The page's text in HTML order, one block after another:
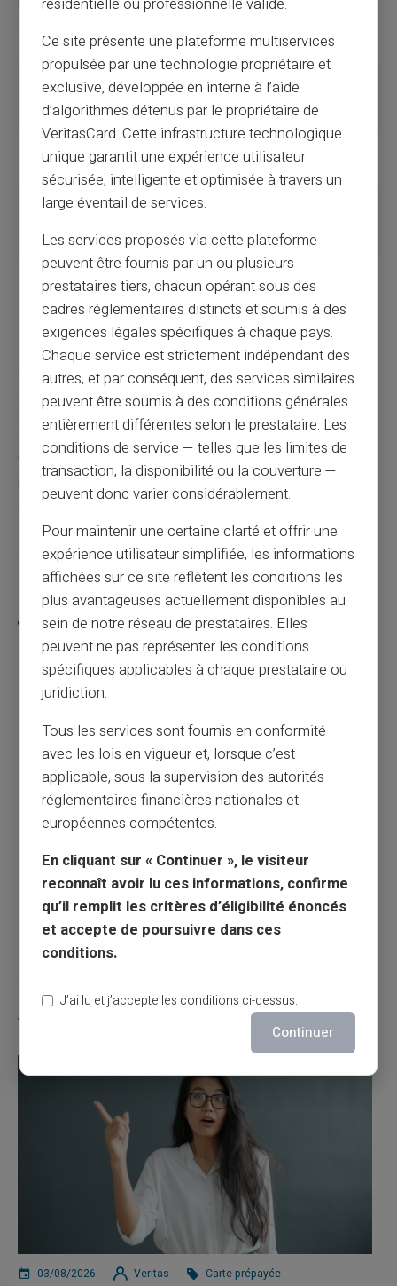
avez de nouvelles informations à transmettre.
Type de
prestation
Critères
principaux
Date de
versement
(indicative)
Allocations
familiales
Nombre d'enfants
à charge
Début du mois
Allocation
Situation
financière
Ressources
inférieures au
plafond
suivant
L'obtention et le suivi desprestations socialesde la
CAF demandent une certaine rigueur et une bonne
organisation. En comprenant bien les différentes étapes
et en utilisant au mieux les outils mis à disposition,
chacun peut s'assurer de recevoir ses allocations en
toute tranquillité. N'oubliez pas de mettre à jour
régulièrement vos informations et de vérifier les détails
de vos virements pour éviter toute mauvaise surprise.
Partager cet article
Comment communiquer son iban à FDJ :
Article précédent
des allocations familiales ?
Article suivant
Articles similaires
03/08/2026 Veritas Carte prépayée
Ce site présente une plateforme multiservices
propulsée par une technologie propriétaire et
exclusive, développée en interne à l’aide
d’algorithmes détenus par le propriétaire de
VeritasCard. Cette infrastructure technologique
unique garantit une expérience utilisateur
sécurisée, intelligente et optimisée à travers un
large éventail de services.
Les services proposés via cette plateforme
peuvent être fournis par un ou plusieurs
prestataires tiers, chacun opérant sous des
cadres réglementaires distincts et soumis à des
exigences légales spécifiques à chaque pays.
Chaque service est strictement indépendant des
autres, et par conséquent, des services similaires
peuvent être soumis à des conditions générales
entièrement différentes selon le prestataire. Les
conditions de service — telles que les limites de
transaction, la disponibilité ou la couverture —
peuvent donc varier considérablement.
Pour maintenir une certaine clarté et offrir une
expérience utilisateur simplifiée, les informations
affichées sur ce site reflètent les conditions les
plus avantageuses actuellement disponibles au
sein de notre réseau de prestataires. Elles
peuvent ne pas représenter les conditions
spécifiques applicables à chaque prestataire ou
juridiction.
Tous les services sont fournis en conformité
avec les lois en vigueur et, lorsque c’est
applicable, sous la supervision des autorités
réglementaires financières nationales et
européennes compétentes.
En cliquant sur « Continuer », le visiteur
reconnaît avoir lu ces informations, confirme
qu’il remplit les critères d’éligibilité énoncés
et accepte de poursuivre dans ces
conditions.
J’ai lu et j’accepte les conditions ci-dessus.
Continuer